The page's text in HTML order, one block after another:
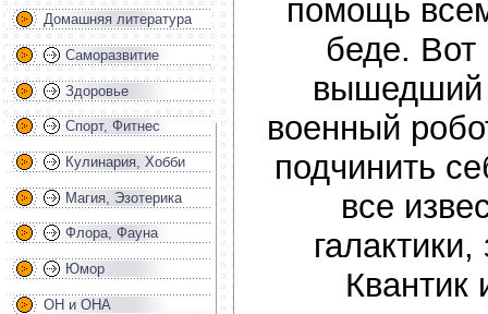
Домашняя литература
Саморазвитие
Здоровье
Спорт, Фитнес
Кулинария, Хобби
Магия, Эзотерика
Флора, Фауна
Юмор
ОН и ОНА
помощь
беде. Вот
вышедший
военный
подчинить
все
Квантик